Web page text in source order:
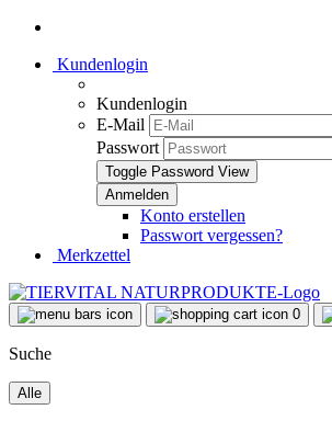
Kundenlogin
Kundenlogin
E-Mail
Passwort
Toggle Password View
Konto erstellen
Passwort vergessen?
Merkzettel
0
Suche
Alle